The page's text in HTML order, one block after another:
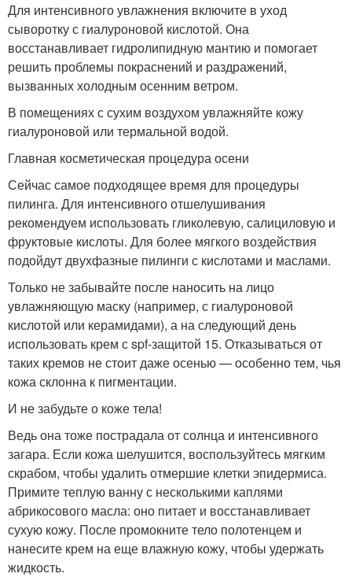
Для интенсивного увлажнения включите в уход
сыворотку с гиалуроновой кислотой. Она
восстанавливает гидролипидную мантию и помогает
решить проблемы покраснений и раздражений,
вызванных холодным осенним ветром.
В помещениях с сухим воздухом увлажняйте кожу
гиалуроновой или термальной водой.
Главная косметическая процедура осени
Сейчас самое подходящее время для процедуры
пилинга. Для интенсивного отшелушивания
рекомендуем использовать гликолевую, салициловую и
фруктовые кислоты. Для более мягкого воздействия
подойдут двухфазные пилинги с кислотами и маслами.
Только не забывайте после наносить на лицо
увлажняющую маску (например, с гиалуроновой
кислотой или керамидами), а на следующий день
использовать крем с spf-защитой 15. Отказываться от
таких кремов не стоит даже осенью — особенно тем, чья
кожа склонна к пигментации.
И не забудьте о коже тела!
Ведь она тоже пострадала от солнца и интенсивного
загара. Если кожа шелушится, воспользуйтесь мягким
скрабом, чтобы удалить отмершие клетки эпидермиса.
Примите теплую ванну с несколькими каплями
абрикосового масла: оно питает и восстанавливает
сухую кожу. После промокните тело полотенцем и
нанесите крем на еще влажную кожу, чтобы удержать
жидкость.